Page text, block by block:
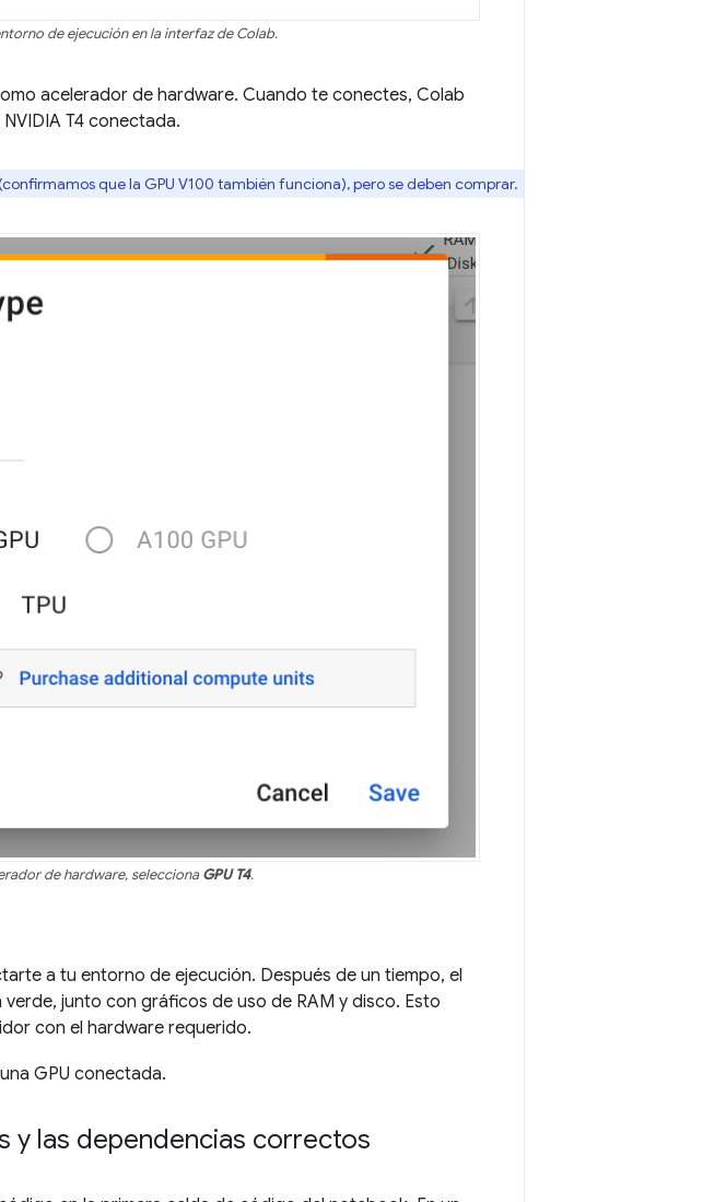
de ejecución en la interfaz de Colab.
acelerador de hardware. Cuando te conectes, Colab
T4 conectada.
que la GPU V100 también funciona), pero se deben comprar.
de hardware, seleccionaGPU T4.
a tu entorno de ejecución. Después de un tiempo, el
junto con gráficos de uso de RAM y disco. Esto
con el hardware requerido.
GPU conectada.
y las dependencias correctos